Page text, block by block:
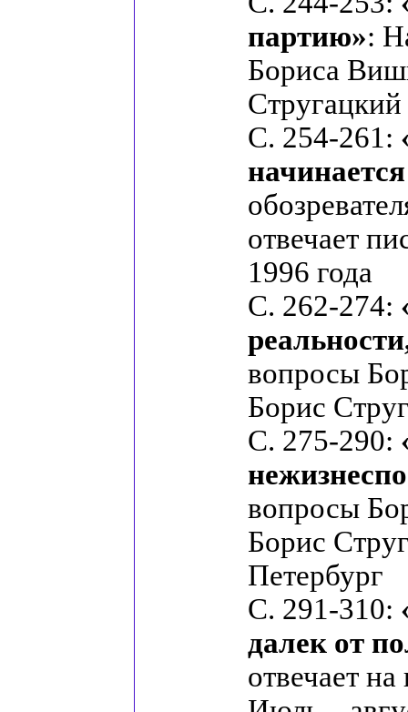
партию»:
Бориса
Стругацкий
С. 254-261:
отвечает
1996 года
С. 262-274:
вопросы
Борис
С. 275-290:
вопросы
Борис
Петербург
С. 291-310:
далек от
отвечает